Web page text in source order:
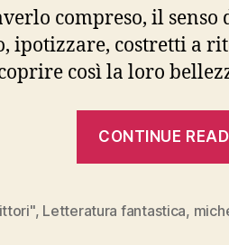
compreso, il senso
ipotizzare, costretti a
così la loro
CONTINUE
, Letteratura fantastica,